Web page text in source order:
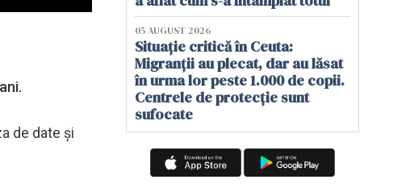
de date şi
05 AUGUST 2026
Situație critică în Ceuta:
Migranții au plecat, dar au lăsat
în urma lor peste 1.000 de copii.
Centrele de protecție sunt
sufocate